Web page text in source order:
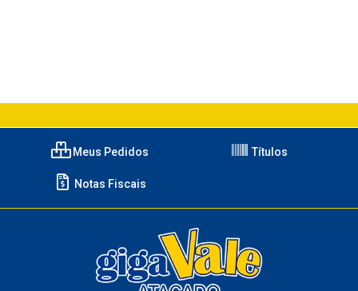
Meus Pedidos Títulos
Notas Fiscais